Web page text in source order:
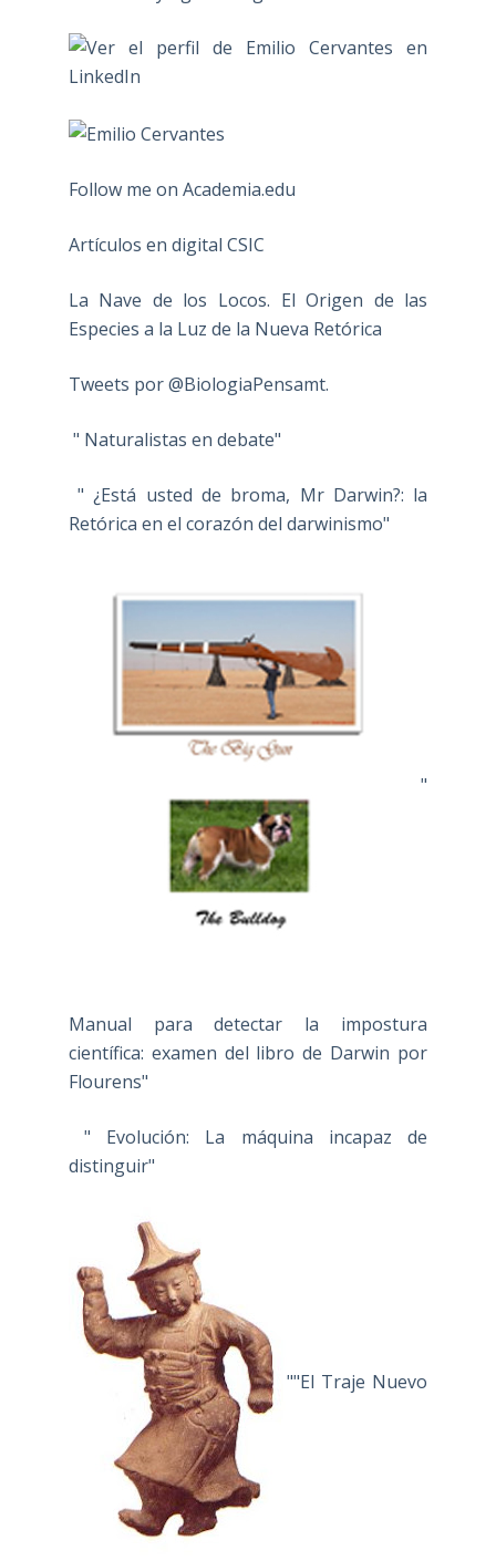
Follow me on Academia.edu
Artículos en digital CSIC
La Nave de los Locos. El Origen de las
Especies a la Luz de la Nueva Retórica
Tweets por @BiologiaPensamt.
" Naturalistas en debate"
" ¿Está usted de broma, Mr Darwin?: la
Retórica en el corazón del darwinismo"
"
Manual para detectar la impostura
científica: examen del libro de Darwin por
Flourens"
" Evolución: La máquina incapaz de
distinguir"
""El Traje Nuevo